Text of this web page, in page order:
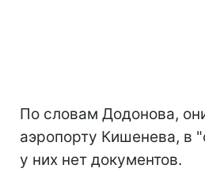
По словам Додонова,
аэропорту Кишенева, в
у них нет документов.